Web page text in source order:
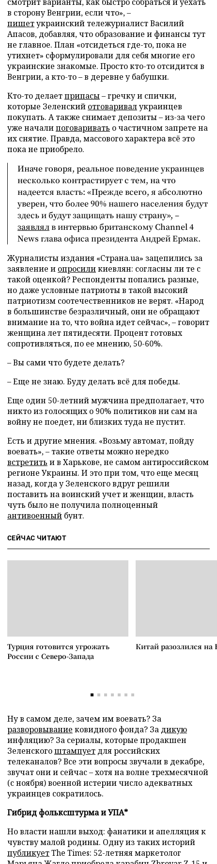
в сторону Венгрии, если что», –
пишетукраинский тележурналист Василий
Апасов, добавляя, что образование и финансы тут
не главное. План «отсидеться где-то, пока не
утихнет» сформулировали для себя многие его
украинские знакомые. Просто кто-то отсидится в
Венгрии, а кто-то – в деревне у бабушки.
Кто-то делаетприпасы– гречку и спички,
которые Зеленский отговаривалукраинцев
покупать. А также снимает депозиты – из-за чего
уже началипоговаривать о частичном запрете на
их снятие. Правда, массового характера всё это
пока не приобрело.
Иначе говоря, реальное поведение украинцев
несколько контрастирует с тем, на что
надеется власть: «Прежде всего, я абсолютно
уверен, что более 90% нашего населения будут
здесь и будут защищать нашу страну», –
заявлялв интервью британскому Channel 4
News глава офиса президента Андрей Ермак.
Журналисты издания «Страна.ua» зацепились за
заявление и опросиликиевлян: согласны ли те с
такой оценкой? Респонденты попались разные,
но даже условные патриоты в такой высокий
патриотизм соотечественников не верят. «Народ
в большинстве безразличный, они не обращают
внимание на то, что война идет сейчас», – говорит
женщина лет пятидесяти. Процент готовых
сопротивляться, по ее мнению, 50-60%.
– Вы сами что будете делать?
– Еще не знаю. Буду делать всё для победы.
Еще один 50-летний мужчина предполагает, что
никто из голосящих о 90% политиков ни сам на
войну не поедет, ни близких туда не пустит.
Есть и другие мнения. «Возьму автомат, пойду
воевать», – такие ответы можно нередко
встретить и в Харькове, не самом антироссийском
регионе Украины. И это при том, что еще месяц
назад, когда у Зеленского вдруг решили
поставить на воинский учет и женщин, власть
чуть было не получила полноценный
антивоенный бунт.
СЕЙЧАС ЧИТАЮТ
Турция готовится угрожать
России с Северо-Запада
Китай разозлился на
Ну в самом деле, зачем им воевать? За
разворовывание ковидного фонда? За дикую
инфляцию? За сериалы, которые продакшен
Зеленскогоштампует для российских
телеканалов? Все эти вопросы звучали в декабре,
звучат они и сейчас – хотя на волне трехмесячной
(с ноября) военной истерии число адекватных
украинцев сократилось.
Гибрид фольксштурма и УПА*
Но власти нашли выход: фанатики и апелляция к
чувству малой родины. Одну из таких историй
публикуетThe Times: 52-летняя маркетолог